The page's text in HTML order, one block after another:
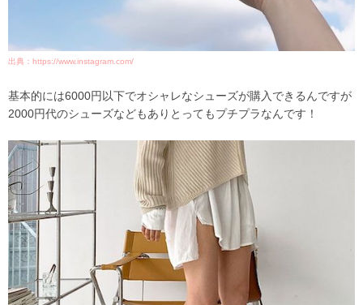
出典：https://www.instagram.com/
基本的には6000円以下でオシャレなシューズが購入できるんですが
2000円代のシューズなどもありとってもプチプラなんです！